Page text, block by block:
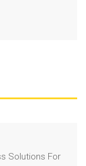
Solutions For